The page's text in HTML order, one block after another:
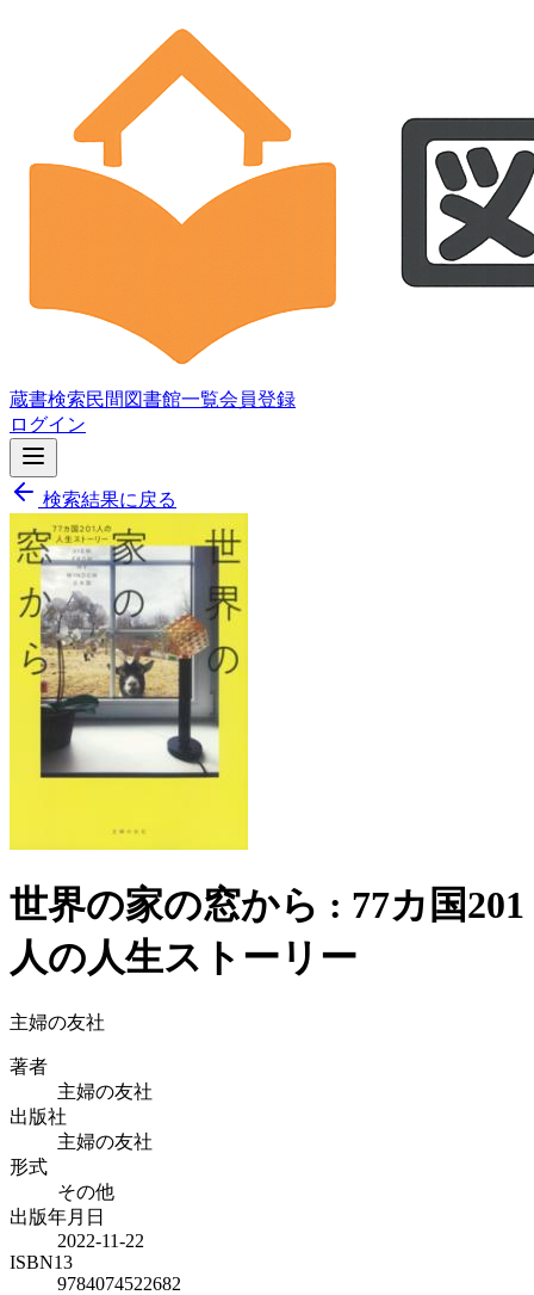
蔵書検索民間図書館一覧会員登録
ログイン
検索結果に戻る
世界の家の窓から : 77カ国201
人の人生ストーリー
主婦の友社
著者
主婦の友社
出版社
主婦の友社
形式
その他
出版年月日
2022-11-22
ISBN13
9784074522682